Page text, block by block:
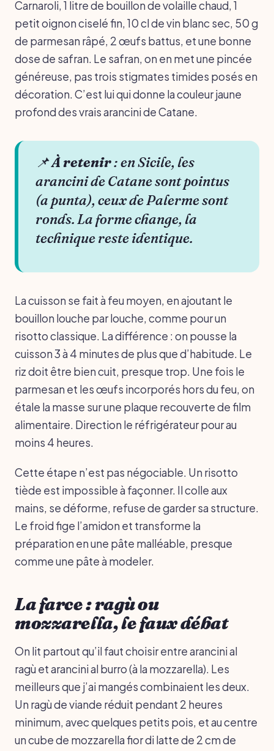
Carnaroli, 1 litre de bouillon de volaille chaud, 1
petit oignon ciselé fin, 10 cl de vin blanc sec, 50 g
de parmesan râpé, 2 œufs battus, et une bonne
dose de safran. Le safran, on en met une pincée
généreuse, pas trois stigmates timides posés en
décoration. C’est lui qui donne la couleur jaune
profond des vrais arancini de Catane.
📌À retenir: en Sicile, les
arancini de Catane sont pointus
(a punta), ceux de Palerme sont
ronds. La forme change, la
technique reste identique.
La cuisson se fait à feu moyen, en ajoutant le
bouillon louche par louche, comme pour un
risotto classique. La différence : on pousse la
cuisson 3 à 4 minutes de plus que d’habitude. Le
riz doit être bien cuit, presque trop. Une fois le
parmesan et les œufs incorporés hors du feu, on
étale la masse sur une plaque recouverte de film
alimentaire. Direction le réfrigérateur pour au
moins 4 heures.
Cette étape n’est pas négociable. Un risotto
tiède est impossible à façonner. Il colle aux
mains, se déforme, refuse de garder sa structure.
Le froid fige l’amidon et transforme la
préparation en une pâte malléable, presque
comme une pâte à modeler.
La farce : ragù ou
mozzarella, le faux débat
On lit partout qu’il faut choisir entre arancini al
ragù et arancini al burro (à la mozzarella). Les
meilleurs que j’ai mangés combinaient les deux.
Un ragù de viande réduit pendant 2 heures
minimum, avec quelques petits pois, et au centre
un cube de mozzarella fior di latte de 2 cm de